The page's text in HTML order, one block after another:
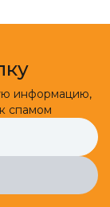
информацию,
спамом